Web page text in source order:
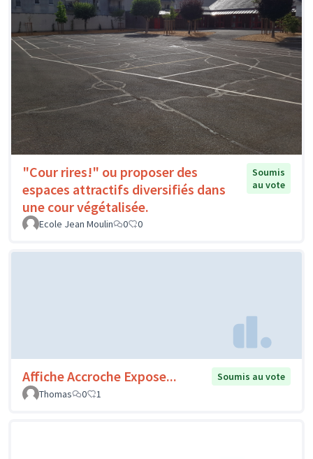
"Cour rires!" ou proposer des
espaces attractifs diversifiés dans
une cour végétalisée.
Soumis
au vote
Ecole Jean Moulin 0 0
Affiche Accroche Expose...
Soumis au vote
Thomas
0 1